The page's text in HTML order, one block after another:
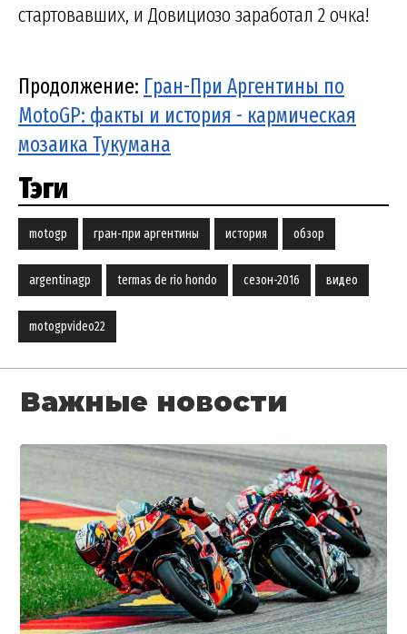
стартовавших, и Довициозо заработал 2 очка!
Продолжение: Гран-При Аргентины по
MotoGP: факты и история - кармическая
мозаика Тукумана
Тэги
motogp гран-при аргентины история обзор
argentinagp termas de rio hondo сезон-2016 видео
motogpvideo22
Важные новости